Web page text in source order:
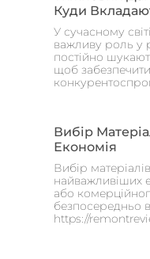
Куди
У сучасному
важливу роль у
постійно
щоб
Вибір
Економія
Вибір
найважливіших
або
безпосередньо
https://